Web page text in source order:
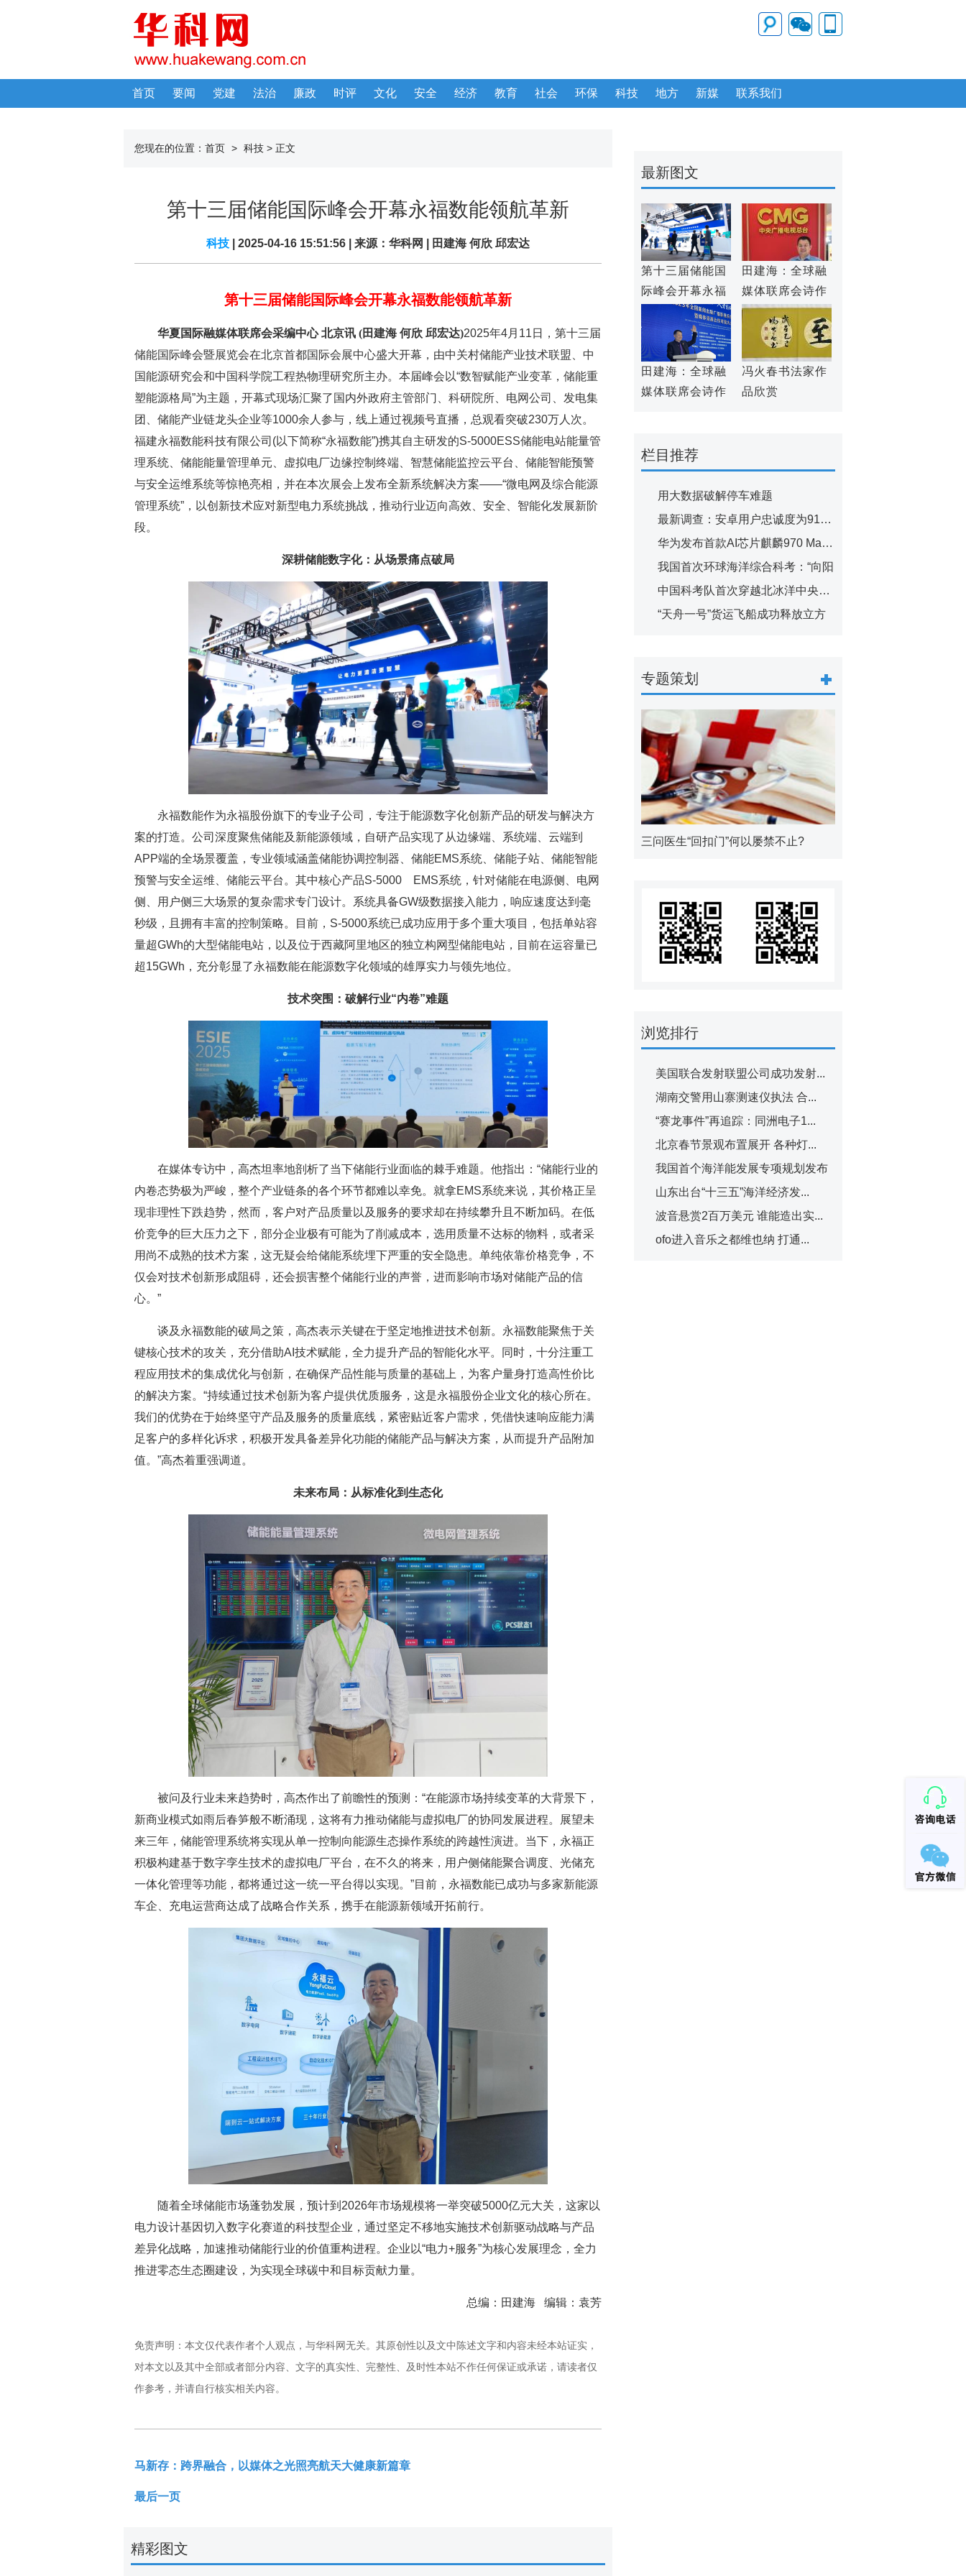
首页 要闻 党建 法治 廉政 时评 文化 安全 经济 教育 社会 环保 科技 地方 新媒 联系我们
您现在的位置： 首页 > 科技 > 正文
第十三届储能国际峰会开幕永福数能领航革新
科技 | 2025-04-16 15:51:56 | 来源： 华科网 | 田建海 何欣 邱宏达
第十三届储能国际峰会开幕永福数能领航革新
华夏国际融媒体联席会采编中心 北京讯 (田建海 何欣 邱宏达)2025年4月11日，第十三届
储能国际峰会暨展览会在北京首都国际会展中心盛大开幕，由中关村储能产业技术联盟、中
国能源研究会和中国科学院工程热物理研究所主办。本届峰会以“数智赋能产业变革，储能重
塑能源格局”为主题，开幕式现场汇聚了国内外政府主管部门、科研院所、电网公司、发电集
团、储能产业链龙头企业等1000余人参与，线上通过视频号直播，总观看突破230万人次。
福建永福数能科技有限公司(以下简称“永福数能”)携其自主研发的S-5000ESS储能电站能量管
理系统、储能能量管理单元、虚拟电厂边缘控制终端、智慧储能监控云平台、储能智能预警
与安全运维系统等惊艳亮相，并在本次展会上发布全新系统解决方案——“微电网及综合能源
管理系统”，以创新技术应对新型电力系统挑战，推动行业迈向高效、安全、智能化发展新阶
段。
深耕储能数字化：从场景痛点破局
永福数能作为永福股份旗下的专业子公司，专注于能源数字化创新产品的研发与解决方
案的打造。公司深度聚焦储能及新能源领域，自研产品实现了从边缘端、系统端、云端到
APP端的全场景覆盖，专业领域涵盖储能协调控制器、储能EMS系统、储能子站、储能智能
预警与安全运维、储能云平台。其中核心产品S-5000 EMS系统，针对储能在电源侧、电网
侧、用户侧三大场景的复杂需求专门设计。系统具备GW级数据接入能力，响应速度达到毫
秒级，且拥有丰富的控制策略。目前，S-5000系统已成功应用于多个重大项目，包括单站容
量超GWh的大型储能电站，以及位于西藏阿里地区的独立构网型储能电站，目前在运容量已
超15GWh，充分彰显了永福数能在能源数字化领域的雄厚实力与领先地位。
技术突围：破解行业“内卷”难题
在媒体专访中，高杰坦率地剖析了当下储能行业面临的棘手难题。他指出：“储能行业的
内卷态势极为严峻，整个产业链条的各个环节都难以幸免。就拿EMS系统来说，其价格正呈
现非理性下跌趋势，然而，客户对产品质量以及服务的要求却在持续攀升且不断加码。在低
价竞争的巨大压力之下，部分企业极有可能为了削减成本，选用质量不达标的物料，或者采
用尚不成熟的技术方案，这无疑会给储能系统埋下严重的安全隐患。单纯依靠价格竞争，不
仅会对技术创新形成阻碍，还会损害整个储能行业的声誉，进而影响市场对储能产品的信
心。”
谈及永福数能的破局之策，高杰表示关键在于坚定地推进技术创新。永福数能聚焦于关
键核心技术的攻关，充分借助AI技术赋能，全力提升产品的智能化水平。同时，十分注重工
程应用技术的集成优化与创新，在确保产品性能与质量的基础上，为客户量身打造高性价比
的解决方案。“持续通过技术创新为客户提供优质服务，这是永福股份企业文化的核心所在。
我们的优势在于始终坚守产品及服务的质量底线，紧密贴近客户需求，凭借快速响应能力满
足客户的多样化诉求，积极开发具备差异化功能的储能产品与解决方案，从而提升产品附加
值。”高杰着重强调道。
未来布局：从标准化到生态化
被问及行业未来趋势时，高杰作出了前瞻性的预测：“在能源市场持续变革的大背景下，
新商业模式如雨后春笋般不断涌现，这将有力推动储能与虚拟电厂的协同发展进程。展望未
来三年，储能管理系统将实现从单一控制向能源生态操作系统的跨越性演进。当下，永福正
积极构建基于数字孪生技术的虚拟电厂平台，在不久的将来，用户侧储能聚合调度、光储充
一体化管理等功能，都将通过这一统一平台得以实现。”目前，永福数能已成功与多家新能源
车企、充电运营商达成了战略合作关系，携手在能源新领域开拓前行。
随着全球储能市场蓬勃发展，预计到2026年市场规模将一举突破5000亿元大关，这家以
电力设计基因切入数字化赛道的科技型企业，通过坚定不移地实施技术创新驱动战略与产品
差异化战略，加速推动储能行业的价值重构进程。企业以“电力+服务”为核心发展理念，全力
推进零态生态圈建设，为实现全球碳中和目标贡献力量。
总编：田建海 编辑：袁芳
免责声明：本文仅代表作者个人观点，与华科网无关。其原创性以及文中陈述文字和内容未经本站证实，
对本文以及其中全部或者部分内容、文字的真实性、完整性、及时性本站不作任何保证或承诺，请读者仅
作参考，并请自行核实相关内容。
马新存：跨界融合，以媒体之光照亮航天大健康新篇章
最后一页
精彩图文
最新图文
第十三届储能国
际峰会开幕永福
数能领航革新
田建海：全球融
媒体联席会诗作
赏析（之三）
田建海：全球融
媒体联席会诗作
冯火春书法家作
品欣赏
栏目推荐
用大数据破解停车难题
最新调查：安卓用户忠诚度为91% 高
华为发布首款AI芯片麒麟970 Mate10
我国首次环球海洋综合科考：“向阳
中国科考队首次穿越北冰洋中央航道
“天舟一号”货运飞船成功释放立方
专题策划
三问医生“回扣门”何以屡禁不止?
浏览排行
美国联合发射联盟公司成功发射...
湖南交警用山寨测速仪执法 合...
“赛龙事件”再追踪：同洲电子1...
北京春节景观布置展开 各种灯...
我国首个海洋能发展专项规划发布
山东出台“十三五”海洋经济发...
波音悬赏2百万美元 谁能造出实...
ofo进入音乐之都维也纳 打通...